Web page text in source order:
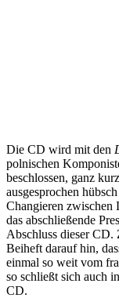
Die CD wird mit den
polnischen
beschlossen, ganz
ausgesprochen
Changieren zwischen
das abschließende
Abschluss dieser CD.
Beiheft darauf hin,
einmal so weit vom
so schließt sich auch
CD.